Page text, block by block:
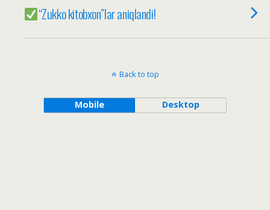
“Zukko kitobxon”lar aniqlandi!
Back to top
Mobile Desktop